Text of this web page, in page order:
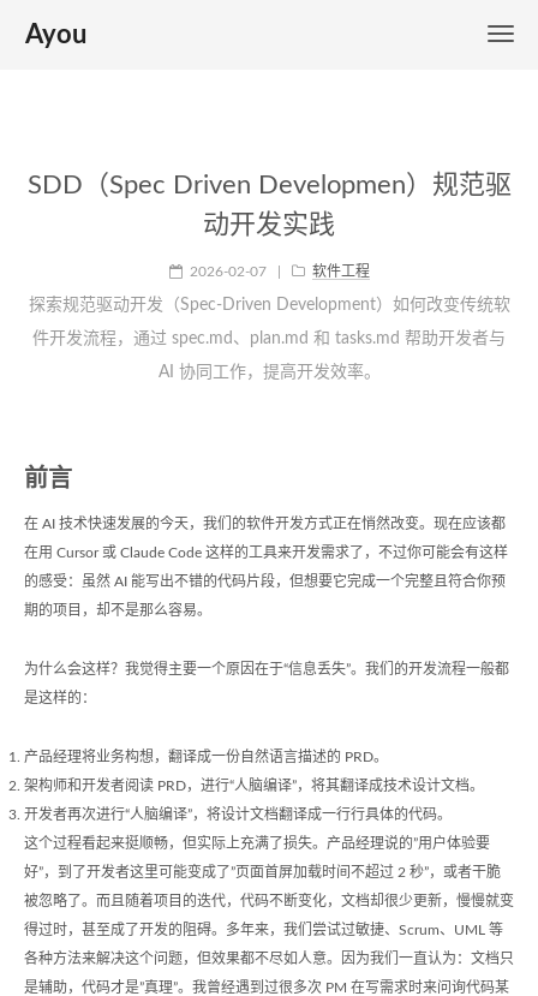
Ayou
SDD（Spec Driven Developmen）规范驱
动开发实践
2026-02-07 软件工程
探索规范驱动开发（Spec-Driven Development）如何改变传统软
件开发流程，通过 spec.md、plan.md 和 tasks.md 帮助开发者与
AI 协同工作，提高开发效率。
前言
在 AI 技术快速发展的今天，我们的软件开发方式正在悄然改变。现在应该都
在用 Cursor 或 Claude Code 这样的工具来开发需求了，不过你可能会有这样
的感受：虽然 AI 能写出不错的代码片段，但想要它完成一个完整且符合你预
期的项目，却不是那么容易。
为什么会这样？我觉得主要一个原因在于“信息丢失”。我们的开发流程一般都
是这样的：
产品经理将业务构想，翻译成一份自然语言描述的 PRD。
架构师和开发者阅读 PRD，进行“人脑编译”，将其翻译成技术设计文档。
开发者再次进行“人脑编译”，将设计文档翻译成一行行具体的代码。
这个过程看起来挺顺畅，但实际上充满了损失。产品经理说的”用户体验要
好”，到了开发者这里可能变成了”页面首屏加载时间不超过 2 秒”，或者干脆
被忽略了。而且随着项目的迭代，代码不断变化，文档却很少更新，慢慢就变
得过时，甚至成了开发的阻碍。多年来，我们尝试过敏捷、Scrum、UML 等
各种方法来解决这个问题，但效果都不尽如人意。因为我们一直认为：文档只
是辅助，代码才是”真理”。我曾经遇到过很多次 PM 在写需求时来问询代码某